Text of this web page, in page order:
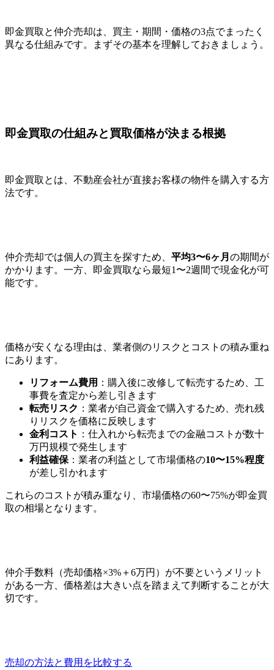
即金買取と仲介売却は、買主・期間・価格の3点でまったく
異なる仕組みです。まずその基本を理解しておきましょう。
即金買取の仕組みと買取価格が決まる根拠
即金買取とは、不動産会社が直接お客様の物件を購入する方
法です。
仲介売却では個人の買主を探すため、 平均3〜6ヶ月 の期間が
かかります。一方、即金買取なら最短1〜2週間で現金化が可
能です。
価格が安くなる理由は、業者側のリスクとコストの積み重ね
にあります。
リフォーム費用 ：購入後に改修して転売するため、工
事費を査定から差し引きます
転売リスク ：業者が自己資金で購入するため、売れ残
りリスクを価格に反映します
金利コスト ：仕入れから転売までの金融コストが数十
万円規模で発生します
利益確保 ：業者の利益として市場価格の10〜15%程度
が差し引かれます
これらのコストが積み重なり、市場価格の60〜75%が即金買
取の相場となります。
仲介手数料（売却価格×3%＋6万円）が不要というメリット
がある一方、価格差は大きい点を踏まえて判断することが大
切です。
売却の方法と費用を比較する